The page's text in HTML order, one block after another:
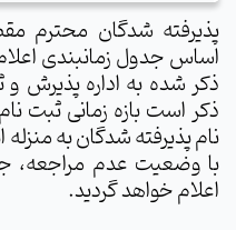
پذیرفته شدگان محترم
اساس جدول زمانبندی
ذکر شده به اداره پذیرش و
ذکر است بازه زمانی ثبت
نام پذیرفته شدگان به
با وضعیت عدم مراجعه،
اعلام خواهد گردید.